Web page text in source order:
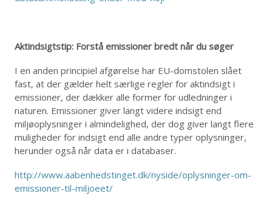
Aktindsigtstip: Forstå emissioner bredt når du søger
I en anden principiel afgørelse har EU-domstolen slået
fast, at der gælder helt særlige regler for aktindsigt i
emissioner, der dækker alle former for udledninger i
naturen. Emissioner giver langt videre indsigt end
miljøoplysninger i almindelighed, der dog giver langt flere
muligheder for indsigt end alle andre typer oplysninger,
herunder også når data er i databaser.
http://www.aabenhedstinget.dk/nyside/oplysninger-om-
emissioner-til-miljoeet/